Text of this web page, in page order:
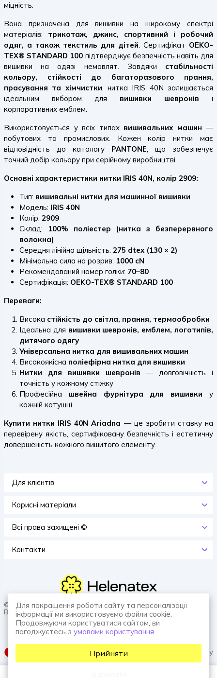
міцність.
Вона призначена для вишивки на широкому спектрі
матеріалів: трикотаж, джинс, спортивний і робочий
одяг, а також текстиль для дітей. Сертифікат OEKO-
TEX® STANDARD 100 підтверджує безпечність навіть для
вишивки на одязі немовлят. Завдяки стабільності
кольору, стійкості до багаторазового прання,
прасування та хімчистки, нитка IRIS 40N залишається
ідеальним вибором для вишивки шевронів і
корпоративних емблем.
Використовується у всіх типах вишивальних машин —
побутових та промислових. Кожен колір нитки має
відповідність до каталогу PANTONE, що забезпечує
точний добір кольору при серійному виробництві.
Основні характеристики нитки IRIS 40N, колір 2909:
Тип: вишивальні нитки для машинної вишивки
Модель: IRIS 40N
Колір: 2909
Склад:
100% поліестер (нитка з безперервного
волокна)
Середня лінійна щільність: 275 dtex (130 × 2)
Мінімальна сила на розрив: 1000 cN
Рекомендований номер голки: 70–80
Сертифікація: OEKO-TEX® STANDARD 100
Переваги:
Висока стійкість до світла, прання, термообробки
Ідеальна для вишивки шевронів, емблем, логотипів,
дитячого одягу
Універсальна нитка для вишивальних машин
Високоякісна поліефірна нитка для вишивки
Нитки для вишивки шевронів — довговічність і
точність у кожному стіжку
Професійна швейна фурнітура для вишивки у
кожній котушці
Купити нитки IRIS 40N Ariadna — це зробити ставку на
перевірену якість, сертифіковану безпечність і естетичну
довершеність кожного вишитого елементу.
Для клієнтів
Корисні матеріали
Всi права захищенi ©
Контакти
© 2026 HELENATEX «Ґудзики, вішаки, нитки. Власне виробництво.
Все для швейної справи.»
SUFIX web agency
Для покращення роботи сайту та персоналізації
інформації ми використовуємо файли cookie.
Продовжуючи користуватися сайтом, ви
погоджуєтесь з умовами користування
Прийняти